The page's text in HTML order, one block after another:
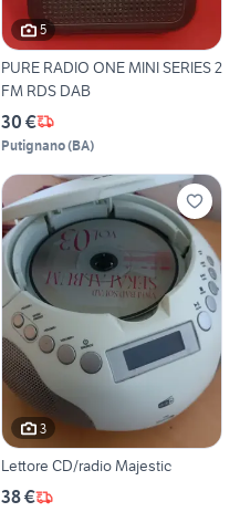
5
PURE RADIO ONE MINI SERIES 2
FM RDS DAB
30 €
Putignano(BA)
3
Lettore CD/radio Majestic
38 €